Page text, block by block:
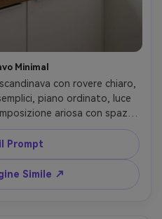
Minimal
con rovere chiaro,
piano ordinato, luce
ariosa con spazi
R6, 35mm, f/4, toni neutri
--ar 4:5
Prompt
Simile ↗